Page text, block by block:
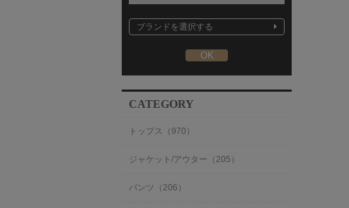
ブランドを選択する
CATEGORY
トップス（970）
ジャケット/アウター（205）
パンツ（206）